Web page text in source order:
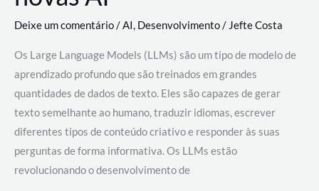
Deixe um comentário/AI, Desenvolvimento/ Jefte Costa
Os Large Language Models (LLMs) são um tipo de modelo de
aprendizado profundo que são treinados em grandes
quantidades de dados de texto. Eles são capazes de gerar
texto semelhante ao humano, traduzir idiomas, escrever
diferentes tipos de conteúdo criativo e responder às suas
perguntas de forma informativa. Os LLMs estão
revolucionando o desenvolvimento de